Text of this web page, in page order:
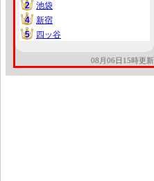
2
2
池袋
4
4
新宿
5
5 四ッ谷
08月06日15時更新